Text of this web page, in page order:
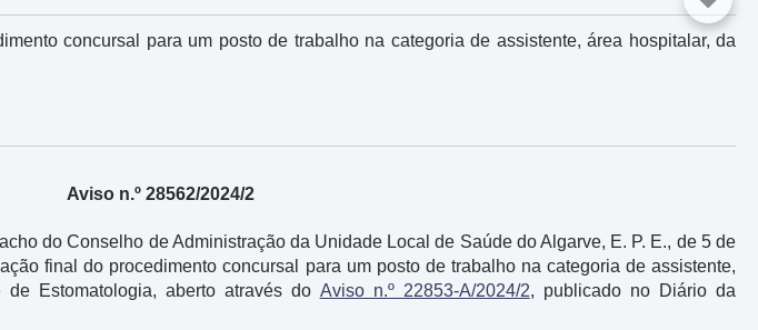
concursal para um posto de trabalho na categoria de assistente, área hospitalar, da
Aviso n.º 28562/2024/2
do Conselho de Administração da Unidade Local de Saúde do Algarve, E. P. E., de 5 de
final do procedimento concursal para um posto de trabalho na categoria de assistente,
Estomatologia, aberto através do Aviso n.º 22853-A/2024/2, publicado no Diário da